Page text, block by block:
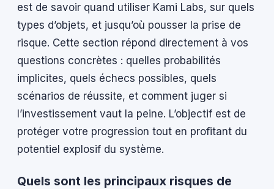
est de savoir quand utiliser Kami Labs, sur quels
types d’objets, et jusqu’où pousser la prise de
risque. Cette section répond directement à vos
questions concrètes : quelles probabilités
implicites, quels échecs possibles, quels
scénarios de réussite, et comment juger si
l’investissement vaut la peine. L’objectif est de
protéger votre progression tout en profitant du
potentiel explosif du système.
Quels sont les principaux risques de